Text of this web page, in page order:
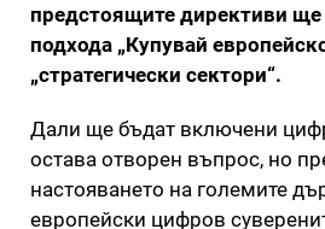
предстоящите директиви ще
подхода „Купувай
„стратегически сектори“.
Дали ще бъдат включени
остава отворен въпрос, но
настояването на големите
европейски цифров